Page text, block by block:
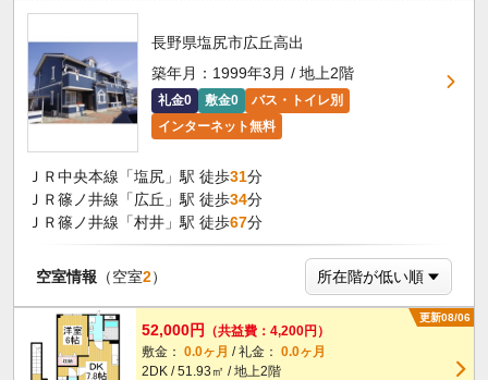
長野県塩尻市広丘高出
築年月：1999年3月 / 地上2階
礼金0 敷金0
バス・トイレ別
インターネット無料
ＪＲ中央本線「塩尻」駅 徒歩31分
ＪＲ篠ノ井線「広丘」駅 徒歩34分
ＪＲ篠ノ井線「村井」駅 徒歩67分
空室情報 （空室2）
更新08/06
52,000円
（共益費：4,200円）
敷金： 0.0ヶ月 / 礼金： 0.0ヶ月
2DK / 51.93㎡ / 地上2階